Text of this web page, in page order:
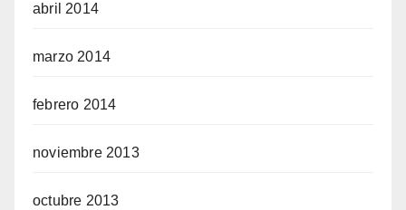
abril 2014
marzo 2014
febrero 2014
noviembre 2013
octubre 2013